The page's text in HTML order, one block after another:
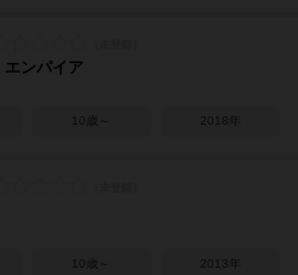
ンパイア
10歳～ 2018年
10歳～ 2013年